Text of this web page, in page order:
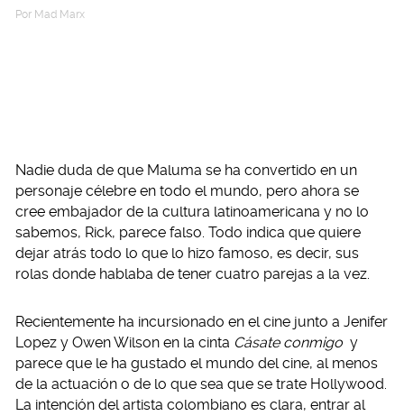
Por Mad Marx
Nadie duda de que Maluma se ha convertido en un
personaje célebre en todo el mundo, pero ahora se
cree embajador de la cultura latinoamericana y no lo
sabemos, Rick, parece falso. Todo indica que quiere
dejar atrás todo lo que lo hizo famoso, es decir, sus
rolas donde hablaba de tener cuatro parejas a la vez.
Recientemente ha incursionado en el cine junto a Jenifer
Lopez y Owen Wilson en la cinta Cásate conmigo y
parece que le ha gustado el mundo del cine, al menos
de la actuación o de lo que sea que se trate Hollywood.
La intención del artista colombiano es clara, entrar al